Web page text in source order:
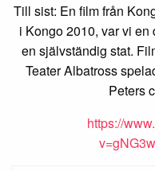
Till sist: En film från
i Kongo 2010, var vi
en självständig stat.
Teater Albatross
Peters
https://